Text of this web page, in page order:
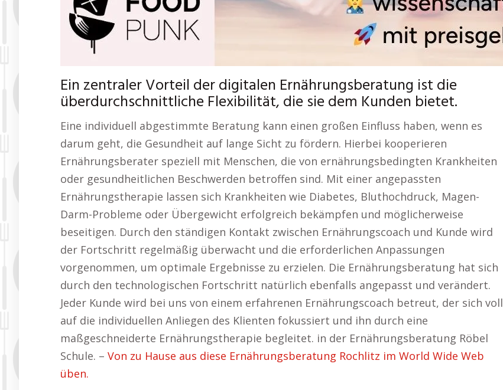
Ein zentraler Vorteil der digitalen Ernährungsberatung ist die
überdurchschnittliche Flexibilität, die sie dem Kunden bietet.
Eine individuell abgestimmte Beratung kann einen großen Einfluss haben, wenn es
darum geht, die Gesundheit auf lange Sicht zu fördern. Hierbei kooperieren
Ernährungsberater speziell mit Menschen, die von ernährungsbedingten Krankheiten
oder gesundheitlichen Beschwerden betroffen sind. Mit einer angepassten
Ernährungstherapie lassen sich Krankheiten wie Diabetes, Bluthochdruck, Magen-
Darm-Probleme oder Übergewicht erfolgreich bekämpfen und möglicherweise
beseitigen. Durch den ständigen Kontakt zwischen Ernährungscoach und Kunde wird
der Fortschritt regelmäßig überwacht und die erforderlichen Anpassungen
vorgenommen, um optimale Ergebnisse zu erzielen. Die Ernährungsberatung hat sich
durch den technologischen Fortschritt natürlich ebenfalls angepasst und verändert.
Jeder Kunde wird bei uns von einem erfahrenen Ernährungscoach betreut, der sich voll
auf die individuellen Anliegen des Klienten fokussiert und ihn durch eine
maßgeschneiderte Ernährungstherapie begleitet. in der Ernährungsberatung Röbel
Schule. – Von zu Hause aus diese Ernährungsberatung Rochlitz im World Wide Web
üben.